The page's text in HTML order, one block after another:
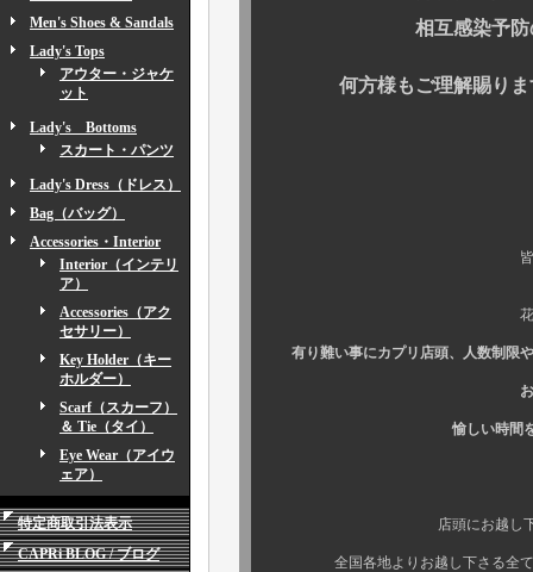
Men's Shoes & Sandals
Lady's Tops
アウター・ジャケ
ット
Lady's Bottoms
スカート・パンツ
Lady's Dress（ドレス）
Bag（バッグ）
Accessories・Interior
Interior（インテリ
ア）
Accessories（アク
セサリー）
Key Holder（キー
ホルダー）
Scarf（スカーフ）
＆ Tie（タイ）
Eye Wear（アイウ
ェア）
特定商取引法表示
CAPRi BLOG / ブログ
相互感染予防のため
何方様もご理解賜ります
皆様方、こん
花見シーズン
有り難い事にカプリ店頭、人数制限や
お陰様で連日
愉しい時間を過ごさせ
店頭にお越し下さる顧客
全国各地よりお越し下さる全ての